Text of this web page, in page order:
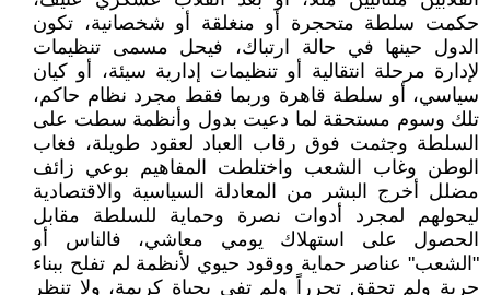
حكمت سلطة متحجرة أو منغلقة أو شخصانية، تكون
الدول حينها في حالة ارتباك، فيحل مسمى تنظيمات
لإدارة مرحلة انتقالية أو تنظيمات إدارية سيئة، أو كيان
سياسي، أو سلطة قاهرة وربما فقط مجرد نظام حاكم،
تلك وسوم مستحقة لما دعيت بدول وأنظمة سطت على
السلطة وجثمت فوق رقاب العباد لعقود طويلة، فغاب
الوطن وغاب الشعب واختلطت المفاهيم بوعي زائف
مضلل أخرج البشر من المعادلة السياسية والاقتصادية
ليحولهم لمجرد أدوات نصرة وحماية للسلطة مقابل
الحصول على استهلاك يومي معاشي، فالناس أو
"الشعب" عناصر حماية ووقود حيوي لأنظمة لم تفلح ببناء
حرية ولم تحقق تحرراً ولم تفي بحياة كريمة، ولا تنظر